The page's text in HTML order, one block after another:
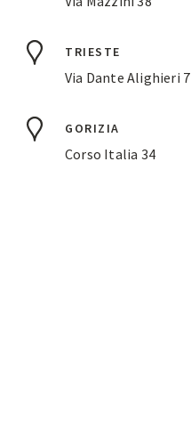
TRIESTE
Via Dante Alighieri 7
GORIZIA
Corso Italia 34